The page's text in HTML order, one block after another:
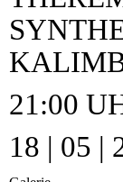
21:00
18 | 05 |